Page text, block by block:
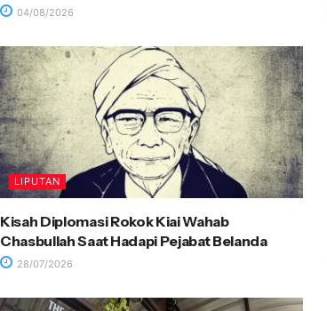
04/08/2026
LIPUTAN
Kisah Diplomasi Rokok Kiai Wahab
Chasbullah Saat Hadapi Pejabat Belanda
28/07/2026